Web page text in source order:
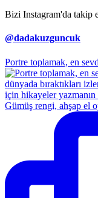
Bizi Instagram'da takip
@dadakuzguncuk
Portre toplamak, en
Gümüş rengi, ahşap el